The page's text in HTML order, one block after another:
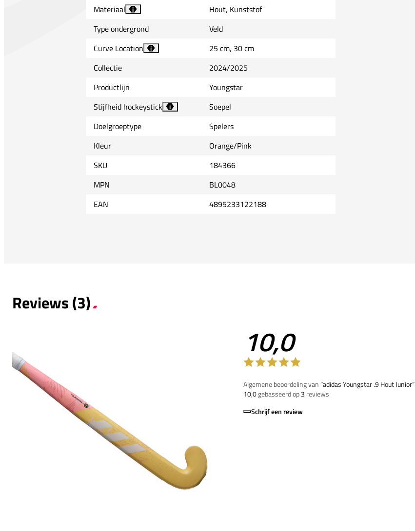
Materiaal
i
Hout, Kunststof
Type ondergrond
Veld
Curve Location
i
25 cm, 30 cm
Collectie
2024/2025
Productlijn
Youngstar
Stijfheid hockeystick
i
Soepel
Doelgroeptype
Spelers
Kleur
Orange/Pink
SKU
184366
MPN
BL0048
EAN
4895233122188
Reviews (3)
10,0
Algemene beoordeling van”adidas Youngstar .9 Hout Junior“
10,0gebasseerd op3 reviews
Schrijf een review